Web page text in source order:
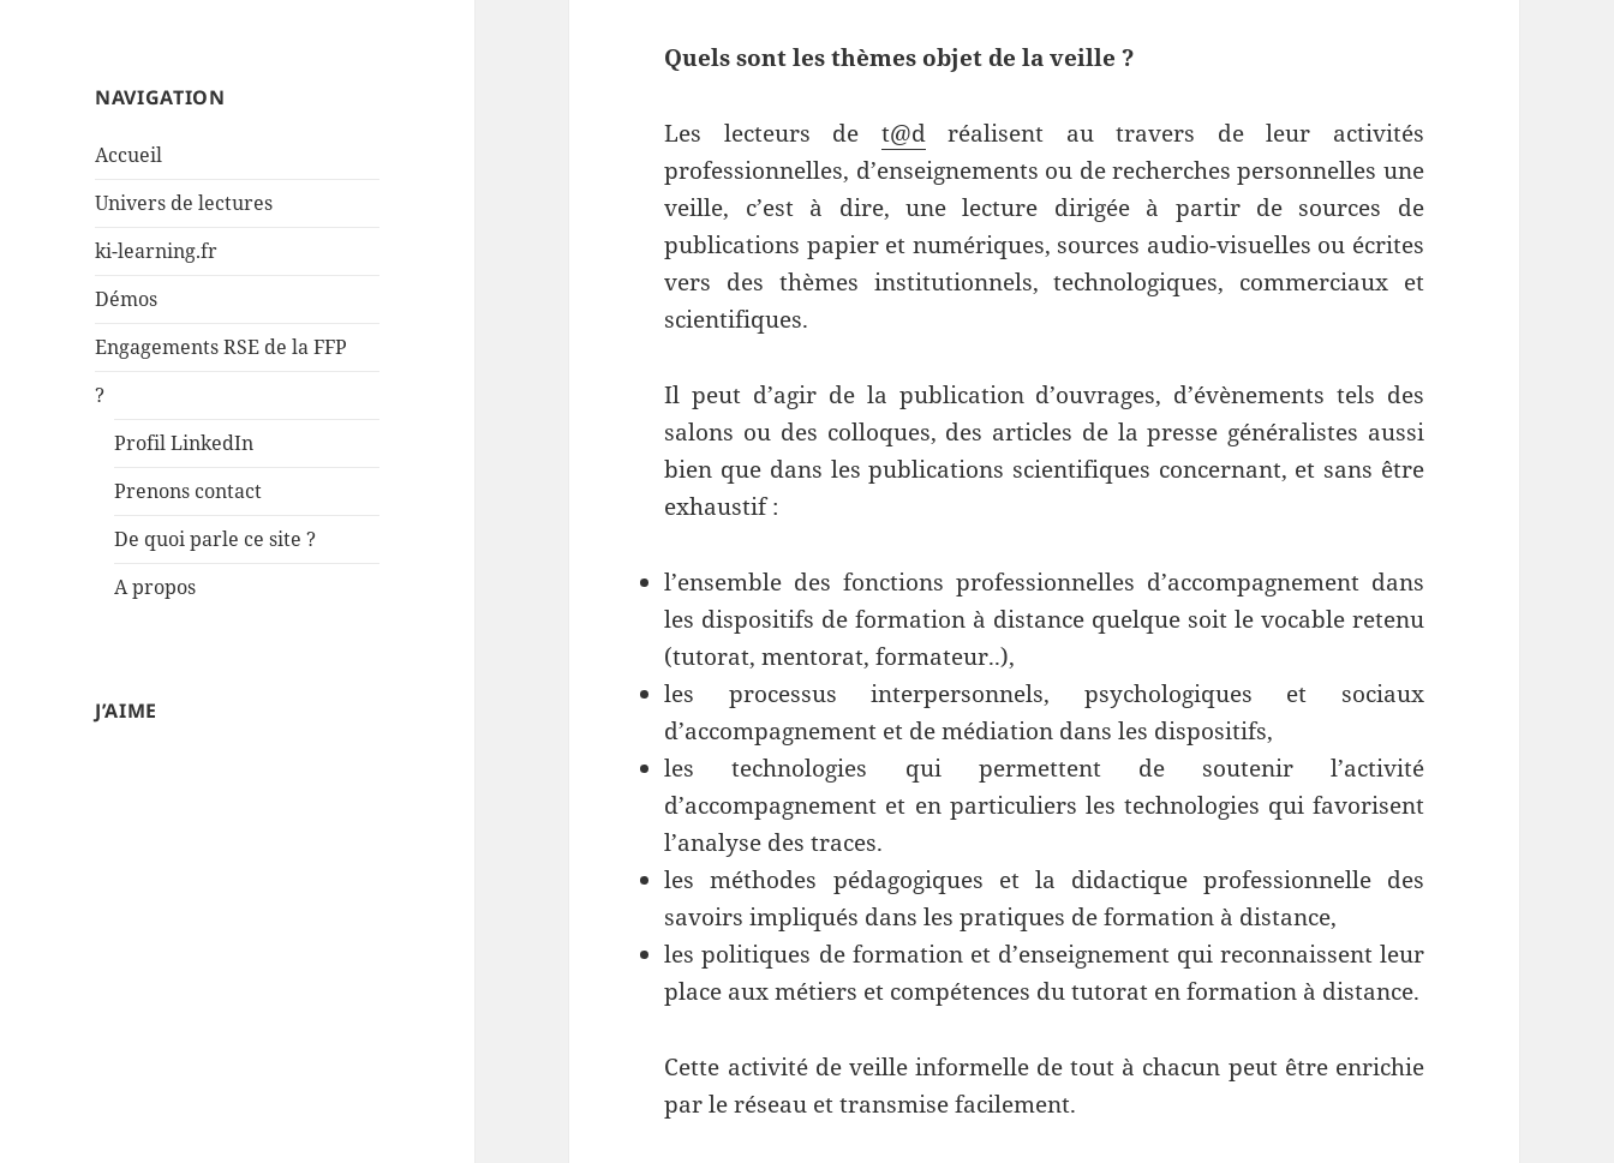
NAVIGATION
Accueil
Univers de lectures
ki-learning.fr
Démos
Engagements RSE de la FFP
?
Profil LinkedIn
Prenons contact
De quoi parle ce site ?
A propos
J’AIME
Quels sont les thèmes objet de la veille ?
Les lecteurs de t@dréalisent au travers de leur activités
professionnelles, d’enseignements ou de recherches personnelles une
veille, c’est à dire, une lecture dirigée à partir de sources de
publications papier et numériques, sources audio-visuelles ou écrites
vers des thèmes institutionnels, technologiques, commerciaux et
scientifiques.
Il peut d’agir de la publication d’ouvrages, d’évènements tels des
salons ou des colloques, des articles de la presse généralistes aussi
bien que dans les publications scientifiques concernant, et sans être
exhaustif :
l’ensemble des fonctions professionnelles d’accompagnement dans
les dispositifs de formation à distance quelque soit le vocable retenu
(tutorat, mentorat, formateur..),
les processus interpersonnels, psychologiques et sociaux
d’accompagnement et de médiation dans les dispositifs,
les technologies qui permettent de soutenir l’activité
d’accompagnement et en particuliers les technologies qui favorisent
l’analyse des traces.
les méthodes pédagogiques et la didactique professionnelle des
savoirs impliqués dans les pratiques de formation à distance,
les politiques de formation et d’enseignement qui reconnaissent leur
place aux métiers et compétences du tutorat en formation à distance.
Cette activité de veille informelle de tout à chacun peut être enrichie
par le réseau et transmise facilement.